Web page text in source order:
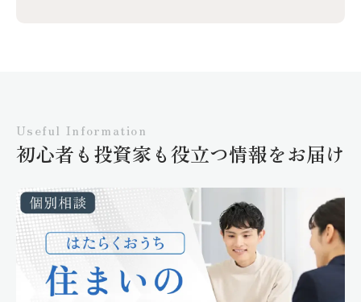
初心者も投資家も役立つ情報をお届け
Useful Information